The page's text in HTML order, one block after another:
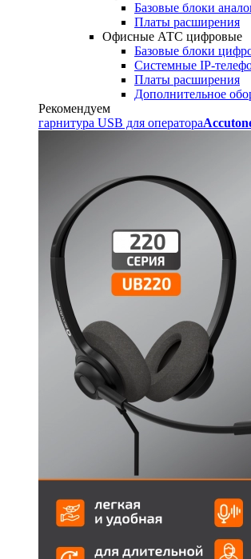
Базовые блоки
Платы расширения
Офисные АТС цифровые
Базовые блоки
Системные IP-
Платы расширения
Дополнительное
Рекомендуем
гарнитура USB для оператора